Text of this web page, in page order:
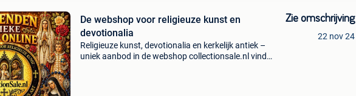
De webshop voor religieuze kunst en
devotionalia
Religieuze kunst, devotionalia en kerkelijk antiek –
uniek aanbod in de webshop collectionsale.nl vind
Zie omschrijving
22 nov 24